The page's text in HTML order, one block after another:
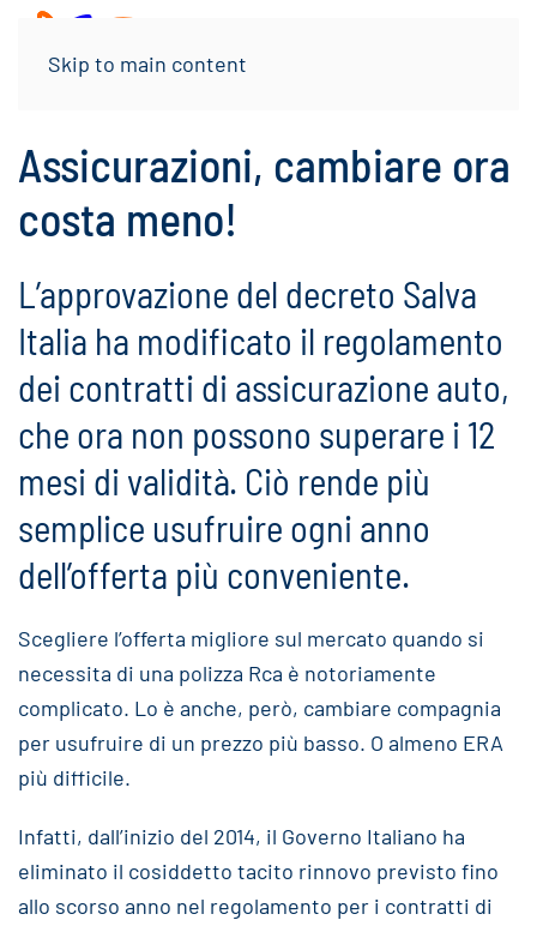
Skip to main content
Assicurazioni, cambiare ora
costa meno!
L’approvazione del decreto Salva
Italia ha modificato il regolamento
dei contratti di assicurazione auto,
che ora non possono superare i 12
mesi di validità. Ciò rende più
semplice usufruire ogni anno
dell’offerta più conveniente.
Scegliere l’offerta migliore sul mercato quando si
necessita di una polizza Rca è notoriamente
complicato. Lo è anche, però, cambiare compagnia
per usufruire di un prezzo più basso. O almeno ERA
più difficile.
Infatti, dall’inizio del 2014, il Governo Italiano ha
eliminato il cosiddetto tacito rinnovo previsto fino
allo scorso anno nel regolamento per i contratti di